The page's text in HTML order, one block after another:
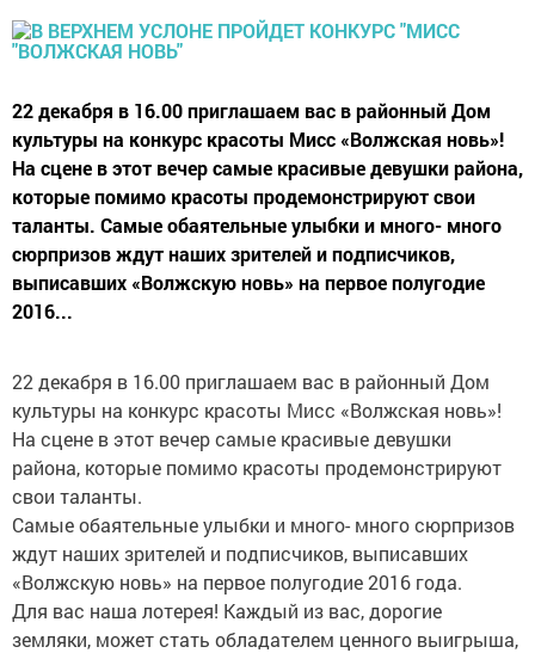
22 декабря в 16.00 приглашаем вас в районный Дом
культуры на конкурс красоты Мисс «Волжская новь»!
На сцене в этот вечер самые красивые девушки района,
которые помимо красоты продемонстрируют свои
таланты. Самые обаятельные улыбки и много- много
сюрпризов ждут наших зрителей и подписчиков,
выписавших «Волжскую новь» на первое полугодие
2016...
22 декабря в 16.00 приглашаем вас в районный Дом
культуры на конкурс красоты Мисс «Волжская новь»!
На сцене в этот вечер самые красивые девушки
района, которые помимо красоты продемонстрируют
свои таланты.
Самые обаятельные улыбки и много- много сюрпризов
ждут наших зрителей и подписчиков, выписавших
«Волжскую новь» на первое полугодие 2016 года.
Для вас наша лотерея! Каждый из вас, дорогие
земляки, может стать обладателем ценного выигрыша,